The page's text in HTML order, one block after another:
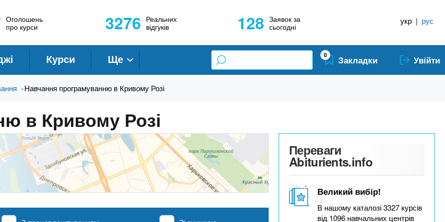
Оголошень
про курси
3276 Реальних
відгуків
128 Заявок за
сьогодні
укр | рус
Курси Ще 0 Закладки Увійти
»Навчання програмуванню в Кривому Розі
в Кривому Розі
Переваги
Abiturients.info
Великий вибір!
В нашому каталозі 3327 курсів
від 1096 навчальних центрів